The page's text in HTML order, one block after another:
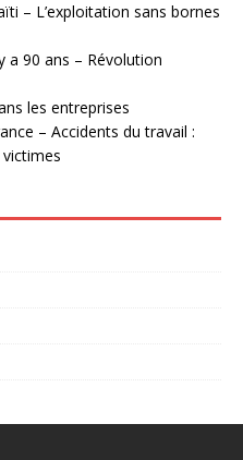
– L’exploitation sans bornes
a 90 ans – Révolution
les entreprises
– Accidents du travail :